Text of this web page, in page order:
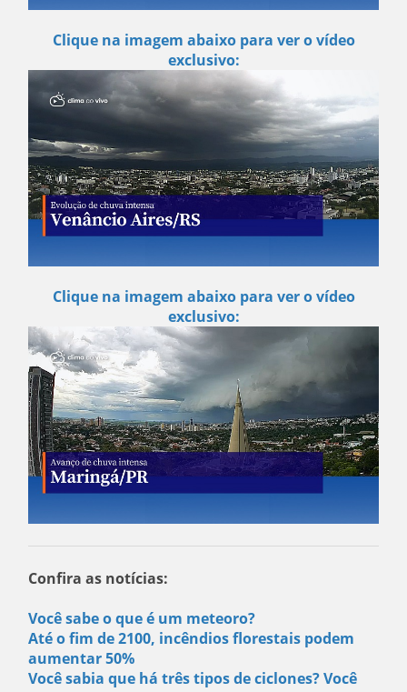
Clique na imagem abaixo para ver o vídeo
exclusivo:
Clique na imagem abaixo para ver o vídeo
exclusivo:
Confira as notícias:
Você sabe o que é um meteoro?
Até o fim de 2100, incêndios florestais podem
aumentar 50%
Você sabia que há três tipos de ciclones? Você